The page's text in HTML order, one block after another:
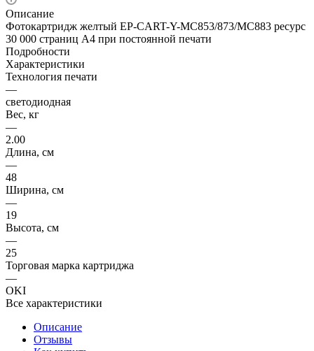
Описание
Фотокартридж желтый EP-CART-Y-MC853/873/MC883 ресурс
30 000 страниц А4 при постоянной печати
Подробности
Характеристики
Технология печати
—
светодиодная
Вес, кг
—
2.00
Длина, см
—
48
Ширина, см
—
19
Высота, см
—
25
Торговая марка картриджа
—
OKI
Все характеристики
Описание
Отзывы